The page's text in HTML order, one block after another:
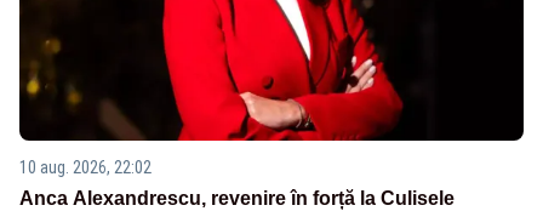
10 aug. 2026, 22:02
Anca Alexandrescu, revenire în forță la Culisele